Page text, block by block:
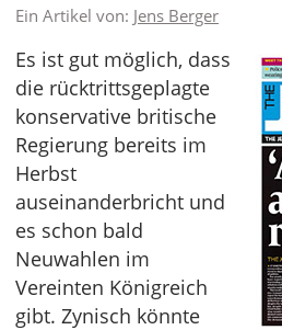
Ein Artikel von: Jens Berger
Es ist gut möglich, dass
die rücktrittsgeplagte
konservative britische
Regierung bereits im
Herbst
auseinanderbricht und
es schon bald
Neuwahlen im
Vereinten Königreich
gibt. Zynisch könnte